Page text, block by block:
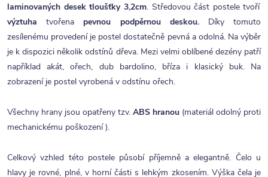
laminovaných desek tloušťky 3,2cm. Středovou část postele tvoří
výztuha tvořena pevnou podpěrnou deskou.Díky tomuto
zesílenému provedení je postel dostatečně pevná a odolná. Na výběr
je k dispozici několik odstínů dřeva. Mezi velmi oblíbené dezény patří
například akát, ořech, dub bardolino, bříza i klasický buk. Na
zobrazení je postel vyrobená v odstínu ořech.
Všechny hrany jsou opatřeny tzv. ABS hranou (materiál odolný proti
mechanickému poškození ).
Celkový vzhled této postele působí příjemně a elegantně. Čelo u
hlavy je rovné, plné, v horní části s lehkým zkosením. Výška čela je